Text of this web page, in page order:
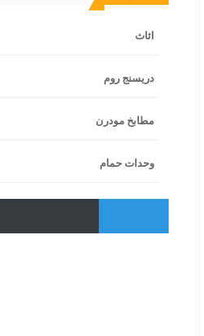
اثاث
دريسنج روم
مطابخ مودرن
وحدات حمام